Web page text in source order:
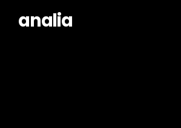
analia